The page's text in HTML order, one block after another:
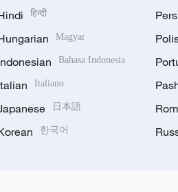
हिन्दी
Magyar
Bahasa Indonesia
Italiano
日本語
한국어